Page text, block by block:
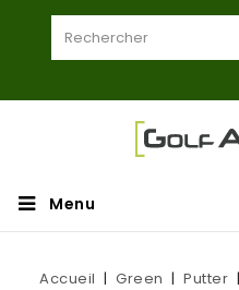
Menu
Accueil Green Putter